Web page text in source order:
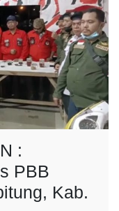
:
PBB
Kab.